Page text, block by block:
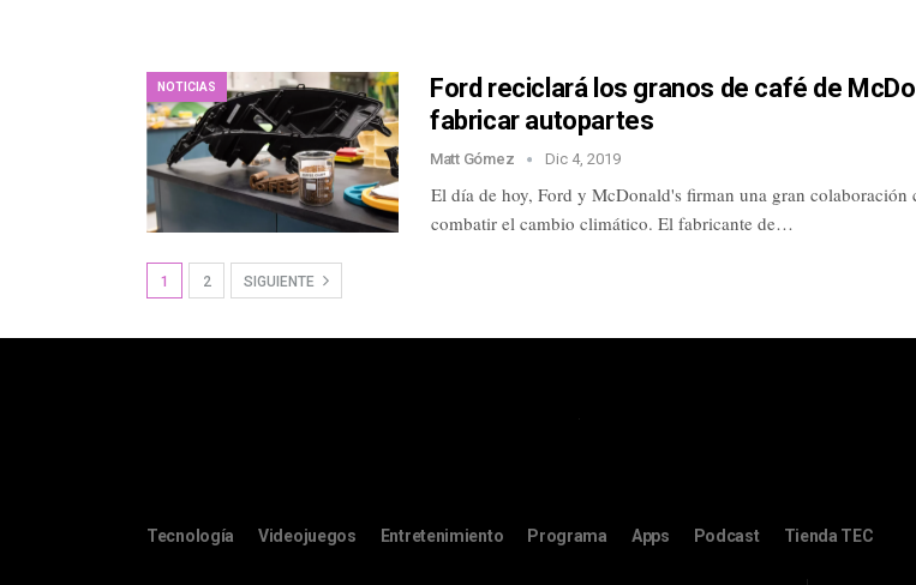
NOTICIAS
Ford reciclará los granos de café de
fabricar autopartes
Matt Gómez Dic 4, 2019
El día de hoy, Ford y McDonald's firman una gran colaboración
combatir el cambio climático. El fabricante de…
1 2 SIGUIENTE
Tecnología Videojuegos Entretenimiento Programa Apps Podcast Tienda TEC